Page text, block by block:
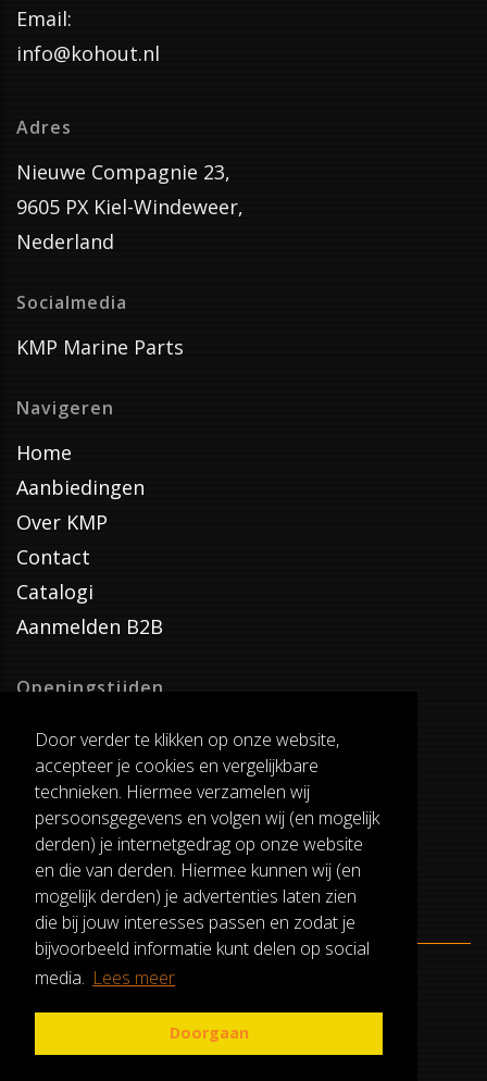
Door verder te klikken op onze website,
accepteer je cookies en vergelijkbare
technieken. Hiermee verzamelen wij
persoonsgegevens en volgen wij (en mogelijk
derden) je internetgedrag op onze website
en die van derden. Hiermee kunnen wij (en
mogelijk derden) je advertenties laten zien
die bij jouw interesses passen en zodat je
bijvoorbeeld informatie kunt delen op social
media. Lees meer
Doorgaan
Email:
info@kohout.nl
Adres
Nieuwe Compagnie 23,
9605 PX Kiel-Windeweer,
Nederland
Socialmedia
KMP Marine Parts
Navigeren
Home
Aanbiedingen
Over KMP
Contact
Catalogi
Aanmelden B2B
Openingstijden
Dinsdag T/M Zaterdag
van 8:00-17:00
Verzenddagen
Dinsdag T/M Vrijdag
Pauze
12:30-13:00
ALGEMENE VOORWAARDEN
RUILEN EN RETOURNEREN